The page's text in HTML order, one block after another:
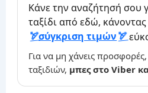
Κάνε την αναζήτησή σου
ταξίδι από εδώ, κάνοντας
σύγκριση τιμών
Για να μη χάνεις
ταξιδιών, μπες στο Viber